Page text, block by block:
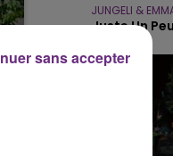
LE WEEK-
JUNGELI &
Juste Un Peu
sans accepter